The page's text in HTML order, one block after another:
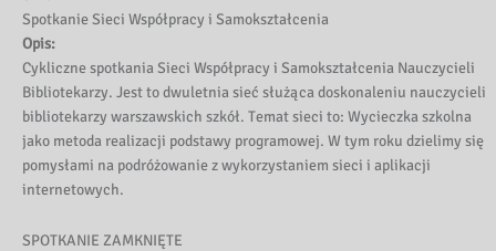
Spotkanie Sieci Współpracy i Samokształcenia
Opis:
Cykliczne spotkania Sieci Współpracy i Samokształcenia Nauczycieli
Bibliotekarzy. Jest to dwuletnia sieć służąca doskonaleniu nauczycieli
bibliotekarzy warszawskich szkół. Temat sieci to: Wycieczka szkolna
jako metoda realizacji podstawy programowej. W tym roku dzielimy się
pomysłami na podróżowanie z wykorzystaniem sieci i aplikacji
internetowych.
SPOTKANIE ZAMKNIĘTE